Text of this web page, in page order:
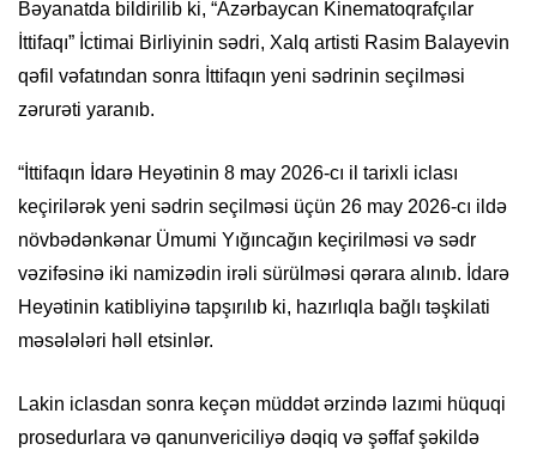
Bəyanatda bildirilib ki, “Azərbaycan Kinematoqrafçılar
İttifaqı” İctimai Birliyinin sədri, Xalq artisti Rasim Balayevin
qəfil vəfatından sonra İttifaqın yeni sədrinin seçilməsi
zərurəti yaranıb.
“İttifaqın İdarə Heyətinin 8 may 2026-cı il tarixli iclası
keçirilərək yeni sədrin seçilməsi üçün 26 may 2026-cı ildə
növbədənkənar Ümumi Yığıncağın keçirilməsi və sədr
vəzifəsinə iki namizədin irəli sürülməsi qərara alınıb. İdarə
Heyətinin katibliyinə tapşırılıb ki, hazırlıqla bağlı təşkilati
məsələləri həll etsinlər.
Lakin iclasdan sonra keçən müddət ərzində lazımi hüquqi
prosedurlara və qanunvericiliyə dəqiq və şəffaf şəkildə